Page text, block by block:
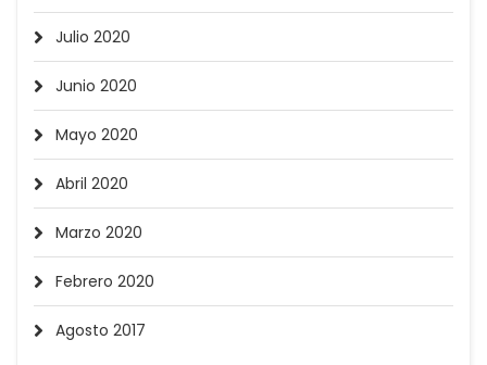
Julio 2020
Junio 2020
Mayo 2020
Abril 2020
Marzo 2020
Febrero 2020
Agosto 2017